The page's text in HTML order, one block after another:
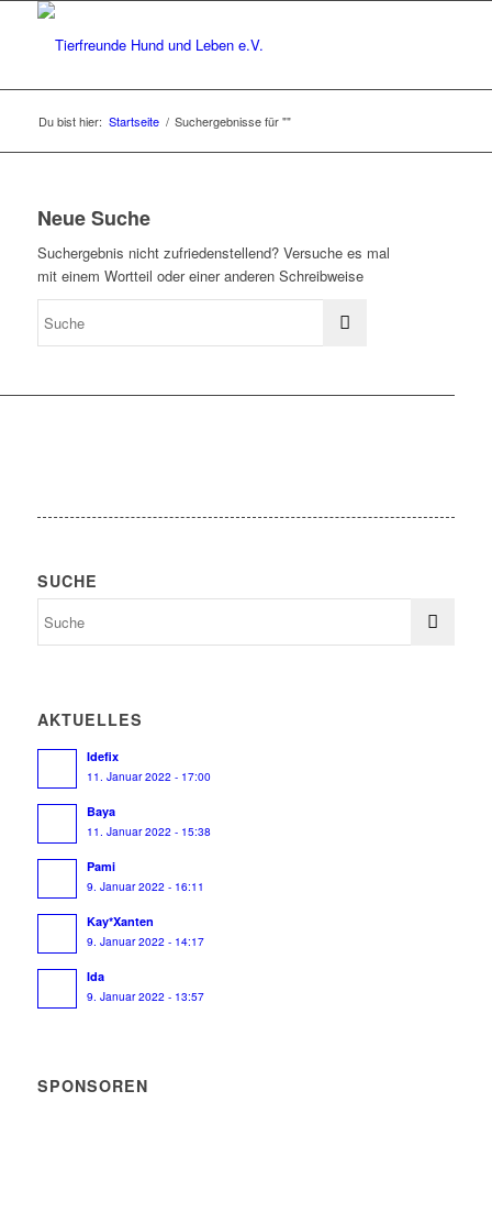
Du bist hier: Startseite / Suchergebnisse für ""
Neue Suche
Suchergebnis nicht zufriedenstellend? Versuche es mal
mit einem Wortteil oder einer anderen Schreibweise
SUCHE
AKTUELLES
Idefix
11. Januar 2022 - 17:00
Baya
11. Januar 2022 - 15:38
Pami
9. Januar 2022 - 16:11
Kay*Xanten
9. Januar 2022 - 14:17
Ida
9. Januar 2022 - 13:57
SPONSOREN